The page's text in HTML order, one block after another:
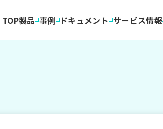
TOP製品 事例 ドキュメント サービス情報